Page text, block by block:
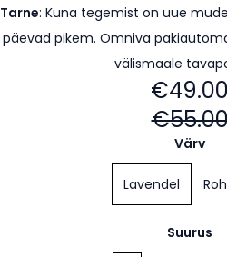
Tarne: Kuna tegemist on uue
päevad pikem. Omniva
välismaale
€49.00
Värv
Lavendel
Suurus